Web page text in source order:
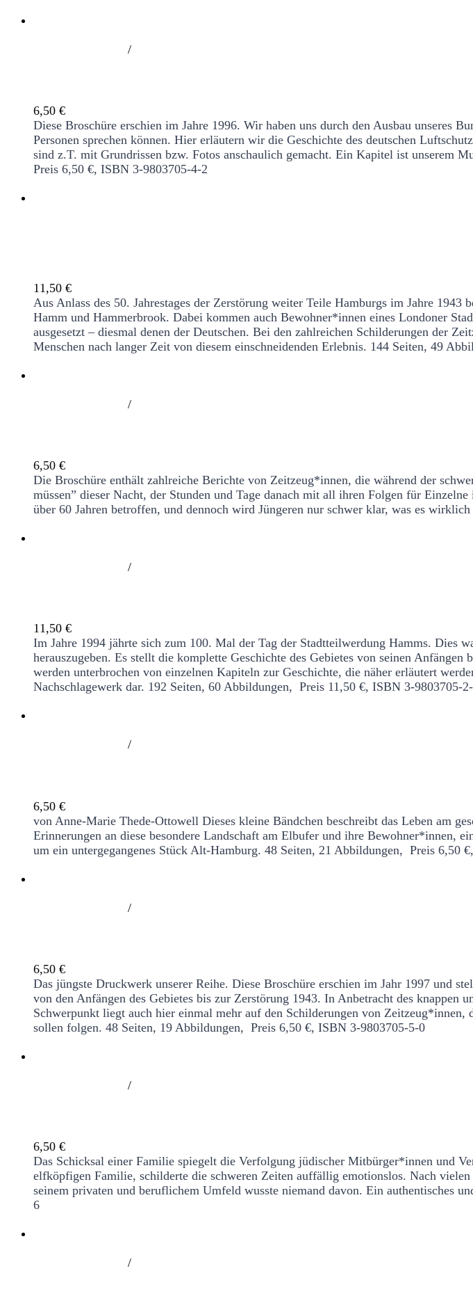
/
6,50 €
Diese Broschüre erschien im Jahre 1996. Wir haben uns durch den Ausbau unseres
Personen sprechen können. Hier erläutern wir die Geschichte des deutschen
sind z.T. mit Grundrissen bzw. Fotos anschaulich gemacht. Ein Kapitel ist unserem
Preis 6,50 €, ISBN 3-9803705-4-2
11,50 €
Aus Anlass des 50. Jahrestages der Zerstörung weiter Teile Hamburgs im Jahre
Hamm und Hammerbrook. Dabei kommen auch Bewohner*innen eines Londoner
ausgesetzt – diesmal denen der Deutschen. Bei den zahlreichen Schilderungen der
Menschen nach langer Zeit von diesem einschneidenden Erlebnis. 144 Seiten, 49
/
6,50 €
Die Broschüre enthält zahlreiche Berichte von Zeitzeug*innen, die während der
müssen” dieser Nacht, der Stunden und Tage danach mit all ihren Folgen für
über 60 Jahren betroffen, und dennoch wird Jüngeren nur schwer klar, was es wirklich
/
11,50 €
Im Jahre 1994 jährte sich zum 100. Mal der Tag der Stadtteilwerdung Hamms. Dies
herauszugeben. Es stellt die komplette Geschichte des Gebietes von seinen
werden unterbrochen von einzelnen Kapiteln zur Geschichte, die näher erläutert
Nachschlagewerk dar. 192 Seiten, 60 Abbildungen, Preis 11,50 €, ISBN 3-9803705-
/
6,50 €
von Anne-Marie Thede-Ottowell Dieses kleine Bändchen beschreibt das Leben am
Erinnerungen an diese besondere Landschaft am Elbufer und ihre Bewohner*innen,
um ein untergegangenes Stück Alt-Hamburg. 48 Seiten, 21 Abbildungen, Preis 6,50
/
6,50 €
Das jüngste Druckwerk unserer Reihe. Diese Broschüre erschien im Jahr 1997 und
von den Anfängen des Gebietes bis zur Zerstörung 1943. In Anbetracht des knappen
Schwerpunkt liegt auch hier einmal mehr auf den Schilderungen von
sollen folgen. 48 Seiten, 19 Abbildungen, Preis 6,50 €, ISBN 3-9803705-5-0
/
6,50 €
Das Schicksal einer Familie spiegelt die Verfolgung jüdischer Mitbürger*innen und
elfköpfigen Familie, schilderte die schweren Zeiten auffällig emotionslos. Nach
seinem privaten und beruflichem Umfeld wusste niemand davon. Ein authentisches
6
/